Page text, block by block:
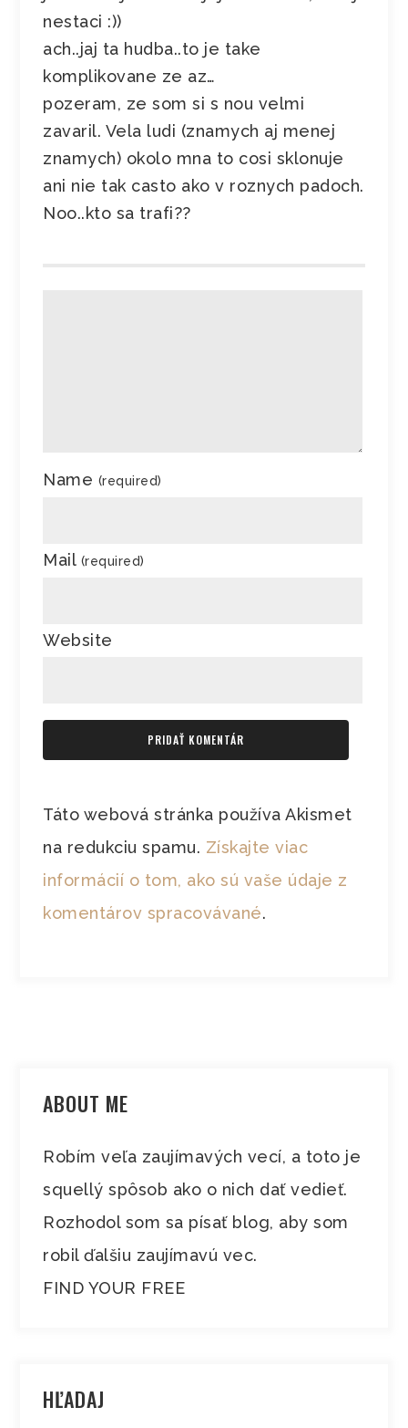
nestaci :))
ach..jaj ta hudba..to je take
komplikovane ze az…
pozeram, ze som si s nou velmi
zavaril. Vela ludi (znamych aj menej
znamych) okolo mna to cosi sklonuje
ani nie tak casto ako v roznych padoch.
Noo..kto sa trafi??
Name (required)
Mail (required)
Website
Táto webová stránka používa Akismet
na redukciu spamu. Získajte viac
informácií o tom, ako sú vaše údaje z
komentárov spracovávané.
ABOUT ME
Robím veľa zaujímavých vecí, a toto je
squellý spôsob ako o nich dať vedieť.
Rozhodol som sa písať blog, aby som
robil ďalšiu zaujímavú vec.
FIND YOUR FREE
HĽADAJ